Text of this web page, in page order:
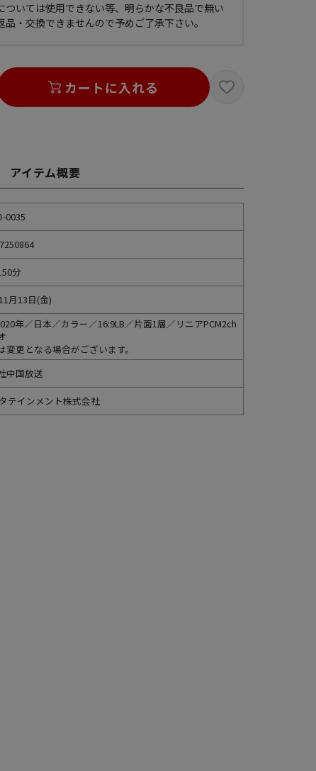
ついては使用できない等、明らかな不良品で無い
品・交換できませんので予めご了承下さい。
カートに入れる
アイテム概要
0035
分
月13日(金)
年／日本／カラー／16:9LB／片面1層／リニアPCM2ch
変更となる場合がございます。
中国放送
テインメント株式会社